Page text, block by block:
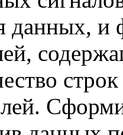
данных, и
строк